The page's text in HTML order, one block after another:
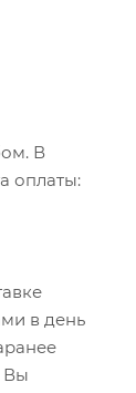
В
оплаты:
в день
Вы